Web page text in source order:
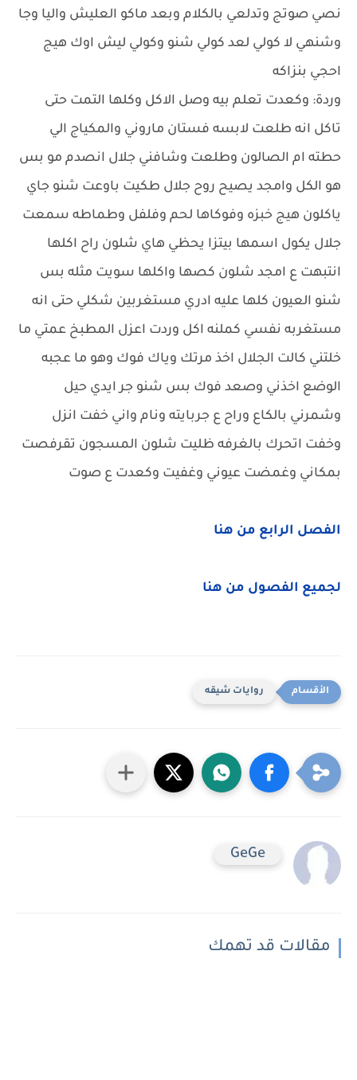
نصي صوتج وتدلعي بالكلام وبعد ماكو العليش واليا وجا
وشنهي لا كولي لعد كولي شنو وكولي ليش اوك هيج
احجي بنزاكه
وردة: وكعدت تعلم بيه وصل الاكل وكلها التمت حتى
تاكل انه طلعت لابسه فستان ماروني والمكياج الي
حطته ام الصالون وطلعت وشافني جلال انصدم مو بس
هو الكل وامجد يصيح روح جلال طكيت باوعت شنو جاي
ياكلون هيج خبزه وفوكاها لحم وفلفل وطماطه سمعت
جلال يكول اسمها بيتزا يحظي هاي شلون راح اكلها
انتبهت ع امجد شلون كصها واكلها سويت مثله بس
شنو العيون كلها عليه ادري مستغربين شكلي حتى انه
مستغربه نفسي كملنه اكل وردت اعزل المطبخ عمتي ما
خلتني كالت الجلال اخذ مرتك وياك فوك وهو ما عجبه
الوضع اخذني وصعد فوك بس شنو جر ايدي حيل
وشمرني بالكاع وراح ع جربايته ونام واني خفت انزل
وخفت اتحرك بالغرفه ظليت شلون المسجون تقرفصت
بمكاني وغمضت عيوني وغفيت وكعدت ع صوت
الفصل الرابع من هنا
لجميع الفصول من هنا
روايات شيقه
GeGe
مقالات قد تهمك